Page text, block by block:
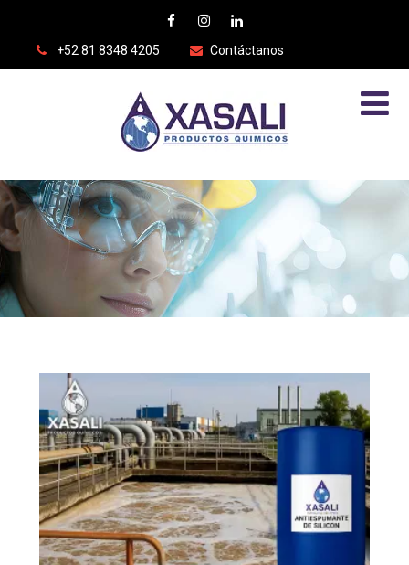
+52 81 8348 4205 Contáctanos